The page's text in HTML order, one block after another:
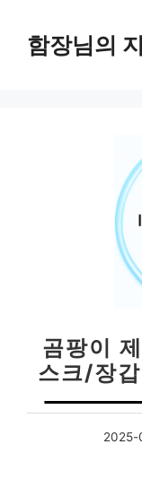
함장님의
곰팡이
스크/장
2025-